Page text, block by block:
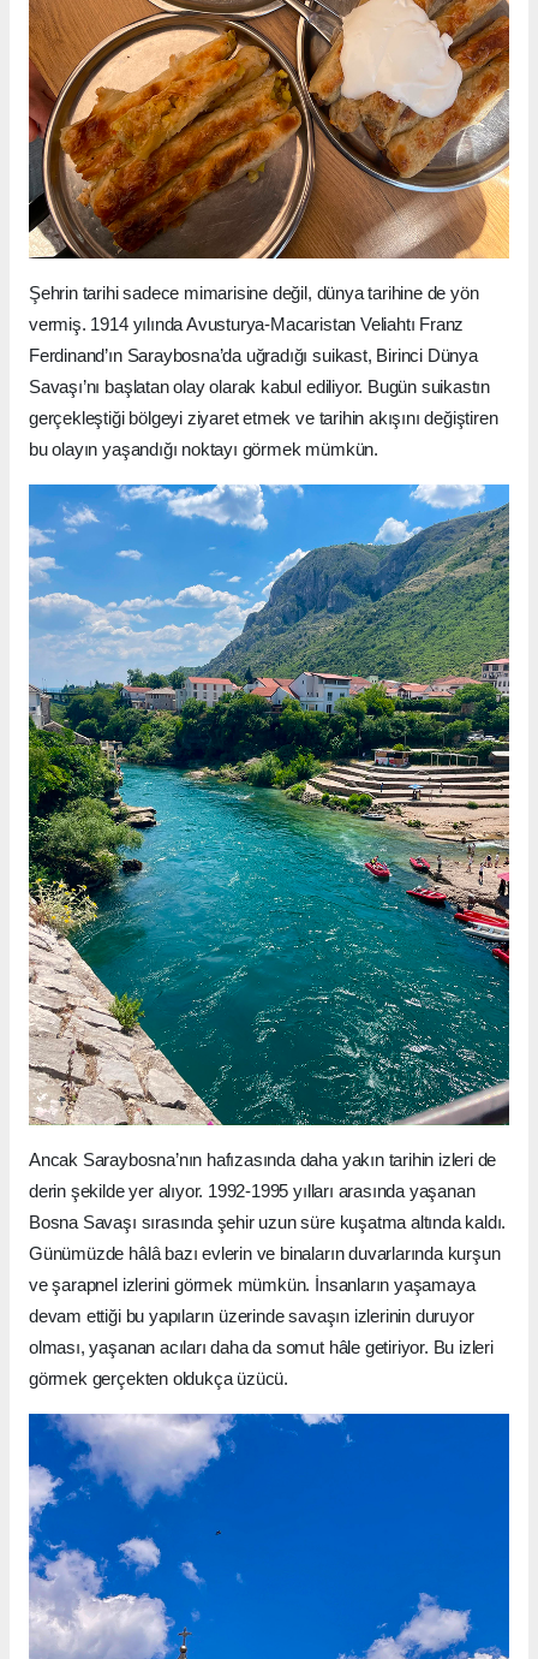
Şehrin tarihi sadece mimarisine değil, dünya tarihine de yön
vermiş. 1914 yılında Avusturya-Macaristan Veliahtı Franz
Ferdinand’ın Saraybosna’da uğradığı suikast, Birinci Dünya
Savaşı’nı başlatan olay olarak kabul ediliyor. Bugün suikastın
gerçekleştiği bölgeyi ziyaret etmek ve tarihin akışını değiştiren
bu olayın yaşandığı noktayı görmek mümkün.
Ancak Saraybosna’nın hafızasında daha yakın tarihin izleri de
derin şekilde yer alıyor. 1992-1995 yılları arasında yaşanan
Bosna Savaşı sırasında şehir uzun süre kuşatma altında kaldı.
Günümüzde hâlâ bazı evlerin ve binaların duvarlarında kurşun
ve şarapnel izlerini görmek mümkün. İnsanların yaşamaya
devam ettiği bu yapıların üzerinde savaşın izlerinin duruyor
olması, yaşanan acıları daha da somut hâle getiriyor. Bu izleri
görmek gerçekten oldukça üzücü.